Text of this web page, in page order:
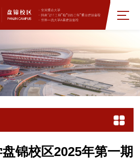
锦校区2025年第一期